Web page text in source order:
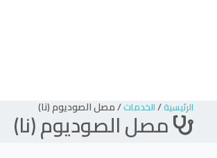
الرئيسية/الخدمات/مصل الصوديوم (نا)
مصل الصوديوم (نا)